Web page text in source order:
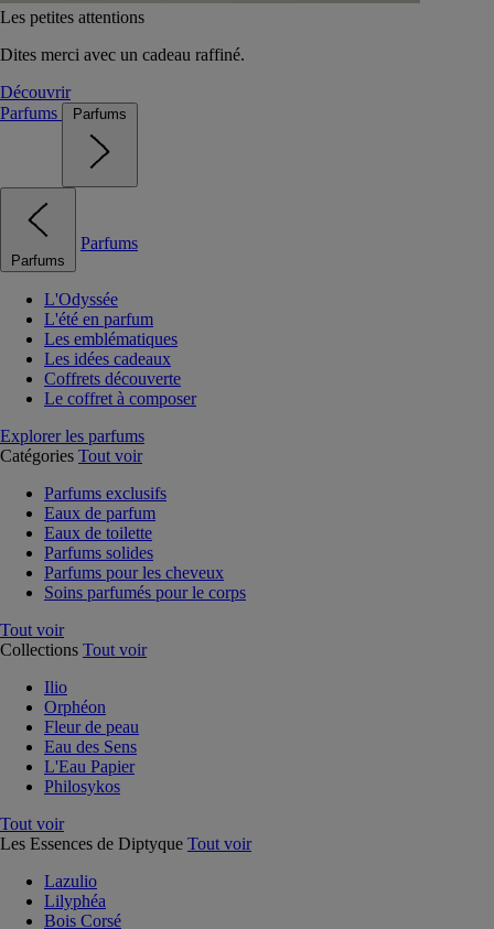
Les petites attentions
Dites merci avec un cadeau raffiné.
Découvrir
Parfums
Parfums
Parfums
Parfums
L'Odyssée
L'été en parfum
Les emblématiques
Les idées cadeaux
Coffrets découverte
Le coffret à composer
Explorer les parfums
Catégories Tout voir
Parfums exclusifs
Eaux de parfum
Eaux de toilette
Parfums solides
Parfums pour les cheveux
Soins parfumés pour le corps
Tout voir
Collections Tout voir
Ilio
Orphéon
Fleur de peau
Eau des Sens
L'Eau Papier
Philosykos
Tout voir
Les Essences de Diptyque Tout voir
Lazulio
Lilyphéa
Bois Corsé